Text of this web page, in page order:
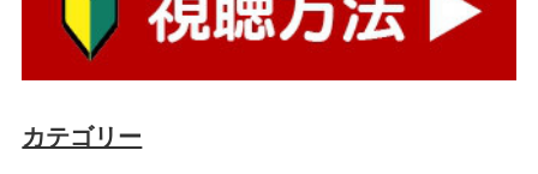
カテゴリー